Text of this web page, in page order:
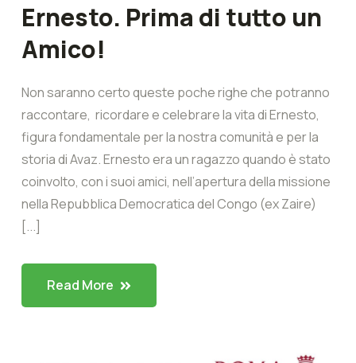
Ernesto. Prima di tutto un
Amico!
Non saranno certo queste poche righe che potranno
raccontare, ricordare e celebrare la vita di Ernesto,
figura fondamentale per la nostra comunità e per la
storia di Avaz. Ernesto era un ragazzo quando è stato
coinvolto, con i suoi amici, nell’apertura della missione
nella Repubblica Democratica del Congo (ex Zaire)
[...]
Read More